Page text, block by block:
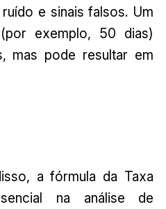
e sinais falsos. Um
exemplo, 50 dias)
mas pode resultar em
a fórmula da Taxa
na análise de